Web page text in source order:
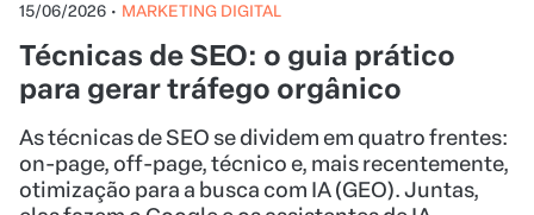
15/06/2026 • MARKETING DIGITAL
Técnicas de SEO: o guia prático
para gerar tráfego orgânico
As técnicas de SEO se dividem em quatro frentes:
on-page, off-page, técnico e, mais recentemente,
otimização para a busca com IA (GEO). Juntas,